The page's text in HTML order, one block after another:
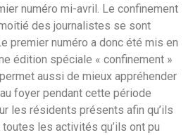
numéro mi-avril. Le confinement
des journalistes se sont
premier numéro a donc été mis en
édition spéciale « confinement »
aussi de mieux appréhender
foyer pendant cette période
les résidents présents afin qu’ils
les activités qu’ils ont pu